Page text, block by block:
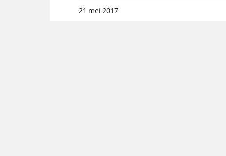
21 mei 2017